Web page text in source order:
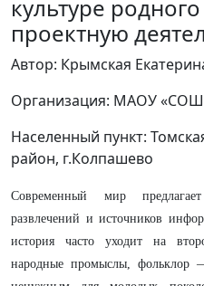
культуре
проектную
Автор: Крымская
Организация: МАОУ
Населенный пункт:
район, г.Колпашево
Современный мир
развлечений и источников
история часто уходит на
народные промыслы, фольклор